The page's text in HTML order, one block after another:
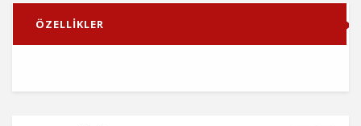
ÖZELLİKLER